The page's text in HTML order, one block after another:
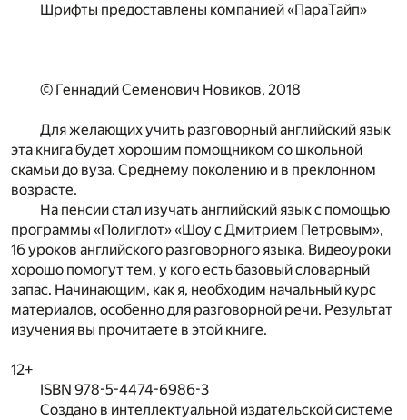
Шрифты предоставлены компанией «ПараТайп»
© Геннадий Семенович Новиков, 2018
Для желающих учить разговорный английский язык
эта книга будет хорошим помощником со школьной
скамьи до вуза. Среднему поколению и в преклонном
возрасте.
На пенсии стал изучать английский язык с помощью
программы «Полиглот» «Шоу с Дмитрием Петровым»,
16 уроков английского разговорного языка. Видеоуроки
хорошо помогут тем, у кого есть базовый словарный
запас. Начинающим, как я, необходим начальный курс
материалов, особенно для разговорной речи. Результат
изучения вы прочитаете в этой книге.
12+
ISBN 978-5-4474-6986-3
Создано в интеллектуальной издательской системе